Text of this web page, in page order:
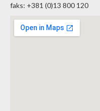
faks: +381 (0)13 800 120